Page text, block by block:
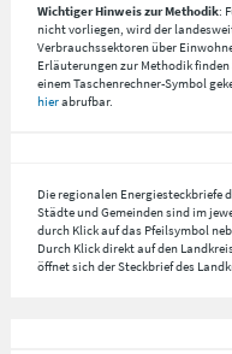
Wichtiger Hinweis zur Methodik:
nicht vorliegen, wird der
Verbrauchssektoren über
Erläuterungen zur Methodik finden
einem Taschenrechner-Symbol
hierabrufbar.
Die regionalen Energiesteckbriefe
Städte und Gemeinden sind im
durch Klick auf das Pfeilsymbol
Durch Klick direkt auf den
öffnet sich der Steckbrief des